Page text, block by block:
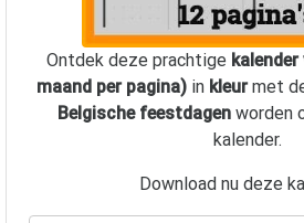
Ontdek deze prachtige
maand per pagina) in kleurmet
Belgische feestdagenworden
kalender.
Download nu deze